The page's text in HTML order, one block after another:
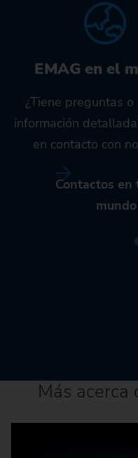
EMAG en el
¿Tiene preguntas o
información
en contacto con
Contactos en
mundo
Más acerca